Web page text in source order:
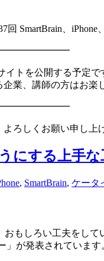
SmartBrain、iPhone
イトを公開する予定
業、講師の方はお楽
ろしくお願い申し上
にする上手な
, SmartBrain, ケータ
もしろい工夫をして
が発表されています